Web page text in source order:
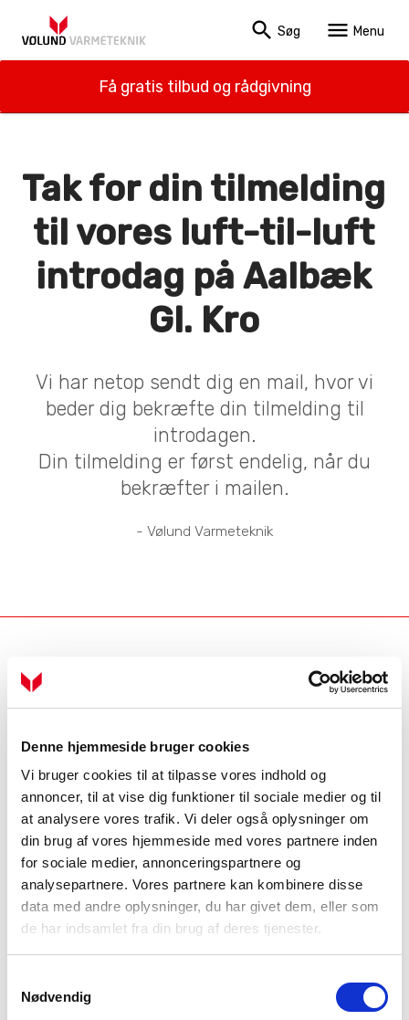
Denne hjemmeside bruger cookies
Vi bruger cookies til at tilpasse vores indhold og
annoncer, til at vise dig funktioner til sociale medier og til
at analysere vores trafik. Vi deler også oplysninger om
din brug af vores hjemmeside med vores partnere inden
for sociale medier, annonceringspartnere og
analysepartnere. Vores partnere kan kombinere disse
data med andre oplysninger, du har givet dem, eller som
de har indsamlet fra din brug af deres tjenester.
Nødvendig
search Søg menu Menu
Få gratis tilbud og rådgivning
Tak for din tilmelding
til vores luft-til-luft
introdag på Aalbæk
Gl. Kro
Vi har netop sendt dig en mail, hvor vi
beder dig bekræfte din tilmelding til
introdagen.
Din tilmelding er først endelig, når du
bekræfter i mailen.
- Vølund Varmeteknik
phone
Service
Få hjælp til dit produkt
Dit serviceabonnement
Bestil serviceabonnement
NIBE Uplink
Åbningstider
Mandag - torsdag
7.00 - 16.00
Fredag
7.00 - 15.00
Om os